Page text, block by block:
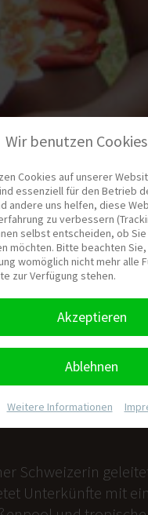
Schweizerin
Unterkünfte mit
Wir benutzen Cookies
Cookies auf unserer
essenziell für den Betrieb
andere uns helfen, diese
zu verbessern
selbst entscheiden, ob
möchten. Bitte beachten
womöglich nicht mehr alle
zur Verfügung stehen.
Akzeptieren
Ablehnen
Weitere Informationen